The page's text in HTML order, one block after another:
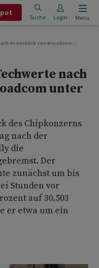
Suche Login Menu
KI-Ausblick von Broadcom unter
nach
unter
des Chipkonzerns
nach der
die
Der
zunächst um bis
Stunden vor
auf 30.503
er etwa um ein